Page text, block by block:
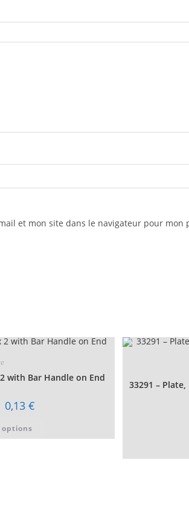
et mon site dans le navigateur pour mon
with Bar Handle on End
0,13 €Plage
de
à
options
a
33291 –